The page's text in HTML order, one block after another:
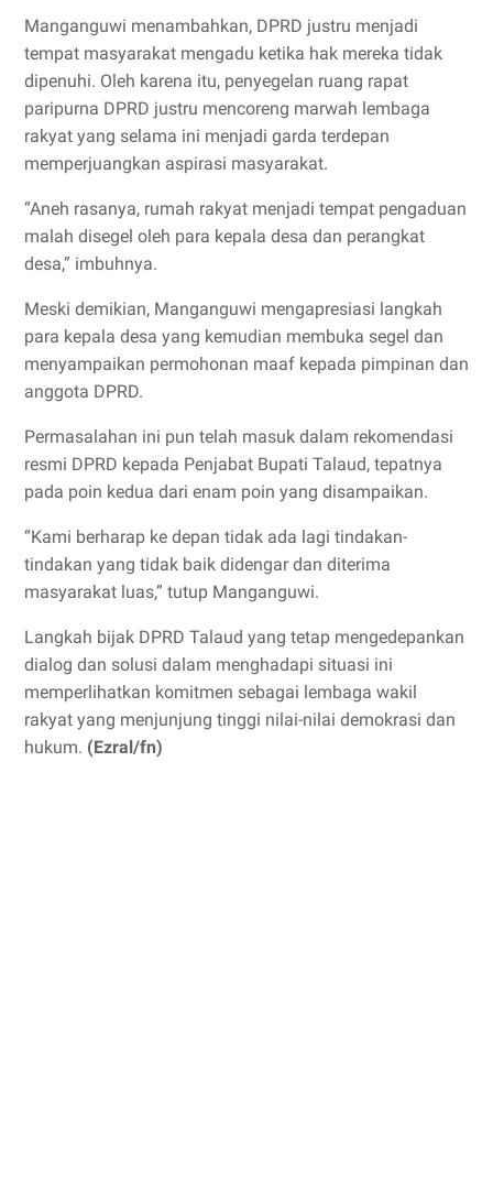
Manganguwi menambahkan, DPRD justru menjadi
tempat masyarakat mengadu ketika hak mereka tidak
dipenuhi. Oleh karena itu, penyegelan ruang rapat
paripurna DPRD justru mencoreng marwah lembaga
rakyat yang selama ini menjadi garda terdepan
memperjuangkan aspirasi masyarakat.
“Aneh rasanya, rumah rakyat menjadi tempat pengaduan
malah disegel oleh para kepala desa dan perangkat
desa,” imbuhnya.
Meski demikian, Manganguwi mengapresiasi langkah
para kepala desa yang kemudian membuka segel dan
menyampaikan permohonan maaf kepada pimpinan dan
anggota DPRD.
Permasalahan ini pun telah masuk dalam rekomendasi
resmi DPRD kepada Penjabat Bupati Talaud, tepatnya
pada poin kedua dari enam poin yang disampaikan.
“Kami berharap ke depan tidak ada lagi tindakan-
tindakan yang tidak baik didengar dan diterima
masyarakat luas,” tutup Manganguwi.
Langkah bijak DPRD Talaud yang tetap mengedepankan
dialog dan solusi dalam menghadapi situasi ini
memperlihatkan komitmen sebagai lembaga wakil
rakyat yang menjunjung tinggi nilai-nilai demokrasi dan
hukum. (Ezral/fn)